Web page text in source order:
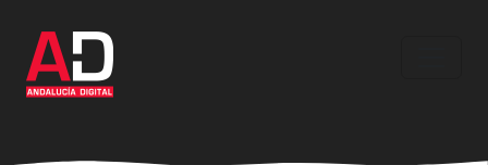
contenido
principal